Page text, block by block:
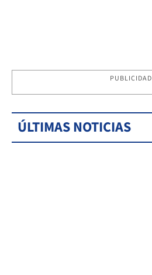
PUBLICIDAD
ÚLTIMAS NOTICIAS